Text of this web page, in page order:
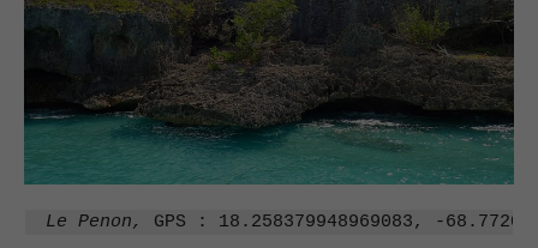
Le Penon, GPS : 18.258379948969083, -